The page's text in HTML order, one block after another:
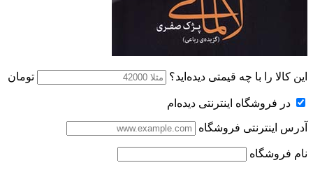
این کالا را با چه قیمتی دیده‌اید؟ تومان
در فروشگاه اینترنتی دیده‌ام
آدرس اینترنتی فروشگاه
نام فروشگاه